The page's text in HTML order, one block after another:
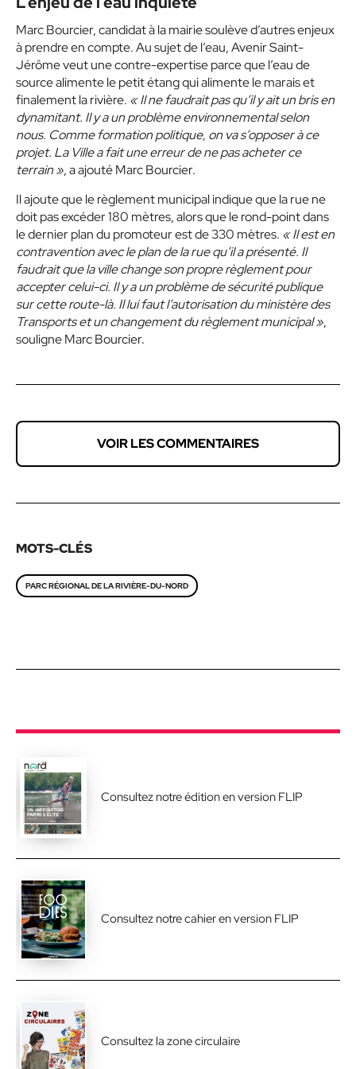
Marc Bourcier, candidat à la mairie soulève d’autres enjeux
à prendre en compte. Au sujet de l’eau, Avenir Saint-
Jérôme veut une contre-expertise parce que l’eau de
source alimente le petit étang qui alimente le marais et
finalement la rivière. « Il ne faudrait pas qu’il y ait un bris en
dynamitant. Il y a un problème environnemental selon
nous. Comme formation politique, on va s’opposer à ce
projet. La Ville a fait une erreur de ne pas acheter ce
terrain », a ajouté Marc Bourcier.
Il ajoute que le règlement municipal indique que la rue ne
doit pas excéder 180 mètres, alors que le rond-point dans
le dernier plan du promoteur est de 330 mètres. « Il est en
contravention avec le plan de la rue qu’il a présenté. Il
faudrait que la ville change son propre règlement pour
accepter celui-ci. Il y a un problème de sécurité publique
sur cette route-là. Il lui faut l’autorisation du ministère des
Transports et un changement du règlement municipal »,
souligne Marc Bourcier.
VOIR LES COMMENTAIRES
MOTS-CLÉS
PARC RÉGIONAL DE LA RIVIÈRE-DU-NORD
Consultez notre édition en version FLIP
Consultez notre cahier en version FLIP
Consultez la zone circulaire